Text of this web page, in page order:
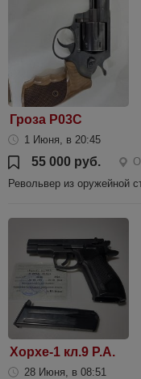
Гроза Р03С
1 Июня, в 20:45
55 000 руб.
Револьвер из оружейной
Хорхе-1 кл.9 Р.А.
28 Июня, в 08:51